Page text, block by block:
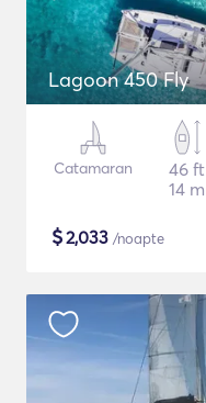
Lagoon 450 Fly
Catamaran
46 ft
14 m
$2,033 /noapte